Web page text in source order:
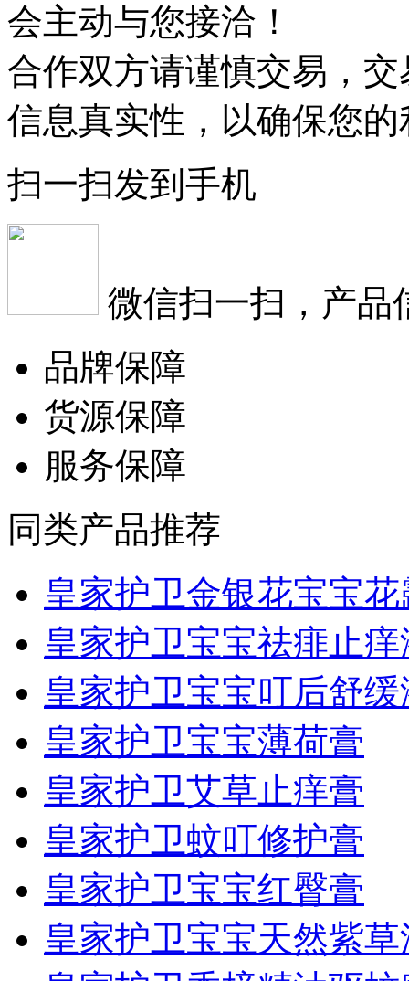
会主动与您接洽！
合作双方请谨慎交易，
信息真实性，以确保您
扫一扫发到手机
微信扫一扫，产品
品牌保障
货源保障
服务保障
同类产品推荐
皇家护卫金银花宝宝花
皇家护卫宝宝祛痱止痒
皇家护卫宝宝叮后舒缓
皇家护卫宝宝薄荷膏
皇家护卫艾草止痒膏
皇家护卫蚊叮修护膏
皇家护卫宝宝红臀膏
皇家护卫宝宝天然紫草